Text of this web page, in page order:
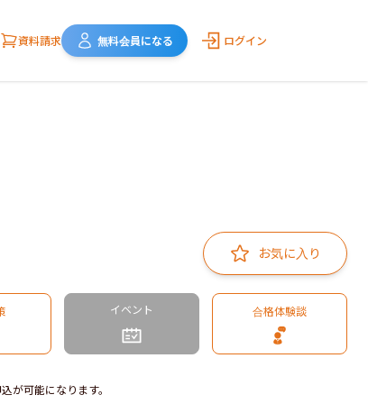
資料請求 無料会員になる ログイン
お気に入り
イベント 合格体験談
が可能になります。